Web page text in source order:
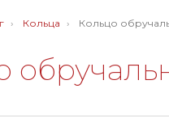
Кольца Кольцо